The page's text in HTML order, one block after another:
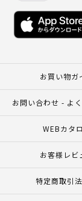
お買い物ガ
お問い合わせ - よ
WEBカタ
お客様レビ
特定商取引